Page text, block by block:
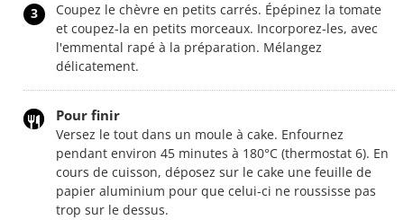
3
Coupez le chèvre en petits carrés. Épépinez la tomate
et coupez-la en petits morceaux. Incorporez-les, avec
l'emmental rapé à la préparation. Mélangez
délicatement.
Pour finir
Versez le tout dans un moule à cake. Enfournez
pendant environ 45 minutes à 180°C (thermostat 6). En
cours de cuisson, déposez sur le cake une feuille de
papier aluminium pour que celui-ci ne roussisse pas
trop sur le dessus.